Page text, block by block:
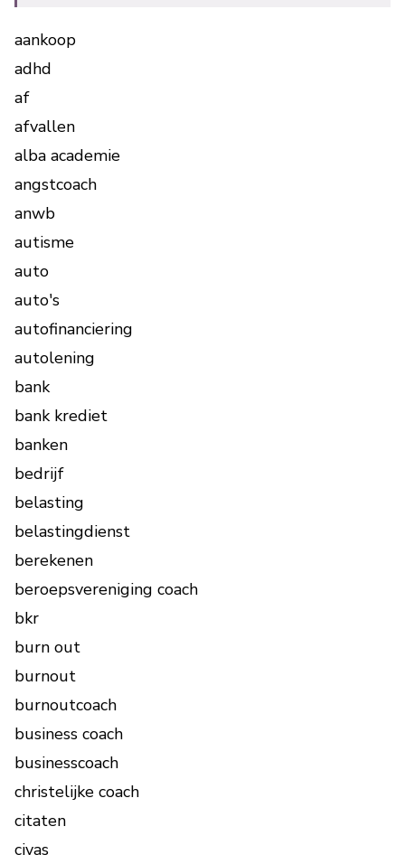
aankoop
adhd
af
afvallen
alba academie
angstcoach
anwb
autisme
auto
auto's
autofinanciering
autolening
bank
bank krediet
banken
bedrijf
belasting
belastingdienst
berekenen
beroepsvereniging coach
bkr
burn out
burnout
burnoutcoach
business coach
businesscoach
christelijke coach
citaten
civas